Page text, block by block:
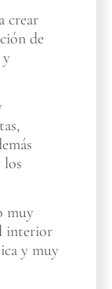
crear
de
y
los
muy
interior
y muy